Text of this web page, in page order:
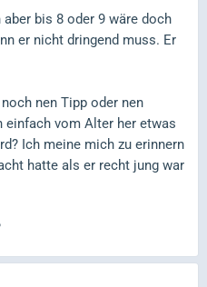
bis 8 oder 9 wäre doch
er nicht dringend muss. Er
nen Tipp oder nen
vom Alter her etwas
Ich meine mich zu erinnern
hatte als er recht jung war